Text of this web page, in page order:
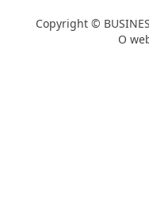
Copyright ©